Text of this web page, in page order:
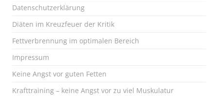
Datenschutzerklärung
Diäten im Kreuzfeuer der Kritik
Fettverbrennung im optimalen Bereich
Impressum
Keine Angst vor guten Fetten
Krafttraining – keine Angst vor zu viel Muskulatur